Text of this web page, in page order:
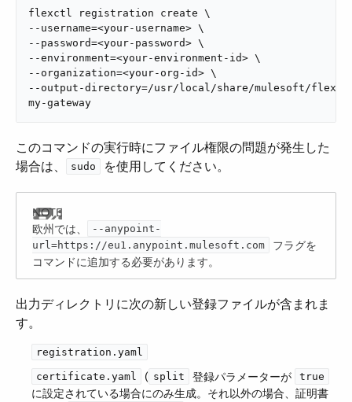
flexctl registration create \
--username=<your-username> \
--password=<your-password> \
--environment=<your-environment-id> \
--organization=<your-org-id> \
--output-directory=/usr/local/share/mulesoft/flex-
my-gateway
このコマンドの実行時にファイル権限の問題が発生した
場合は、​
sudo ​ を使用してください。
欧州では、​
--anypoint-
url=https://eu1.anypoint.mulesoft.com
​ フラグを
コマンドに追加する必要があります。
出力ディレクトリに次の新しい登録ファイルが含まれま
す。
registration.yaml
certificate.yaml ​ (​ split ​ 登録パラメーターが ​ true
に設定されている場合にのみ生成。それ以外の場合、証明書